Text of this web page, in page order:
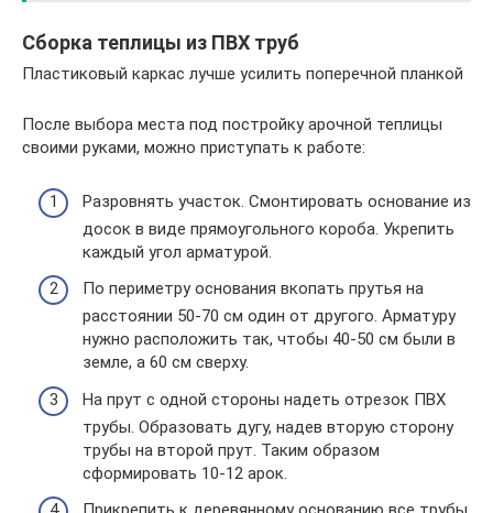
Сборка теплицы из ПВХ труб
Пластиковый каркас лучше усилить поперечной планкой
После выбора места под постройку арочной теплицы
своими руками, можно приступать к работе:
Разровнять участок. Смонтировать основание из
досок в виде прямоугольного короба. Укрепить
каждый угол арматурой.
По периметру основания вкопать прутья на
расстоянии 50-70 см один от другого. Арматуру
нужно расположить так, чтобы 40-50 см были в
земле, а 60 см сверху.
На прут с одной стороны надеть отрезок ПВХ
трубы. Образовать дугу, надев вторую сторону
трубы на второй прут. Таким образом
сформировать 10-12 арок.